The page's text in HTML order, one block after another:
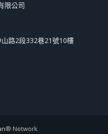
限公司
路2段332巷21號10樓
® Network